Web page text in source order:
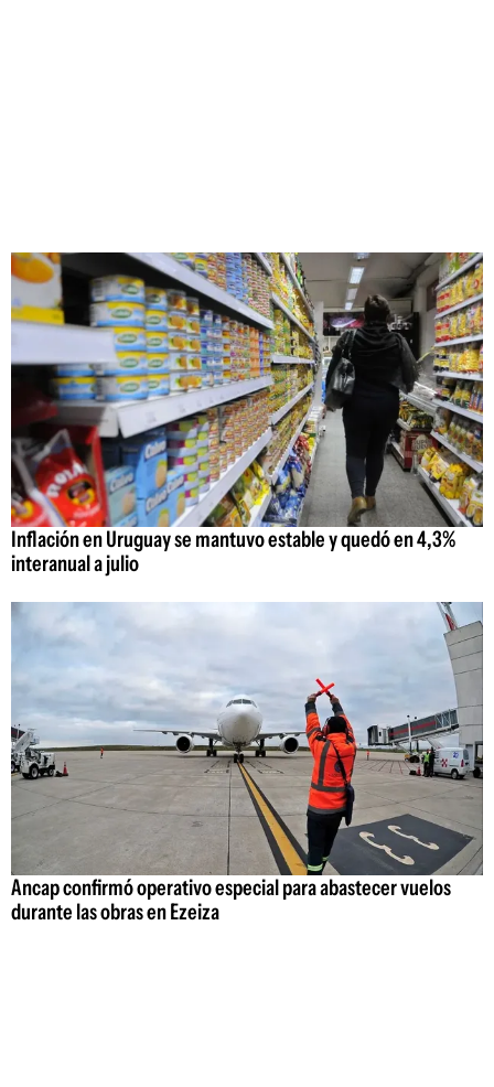
Inflación en Uruguay se mantuvo estable y quedó en 4,3%
interanual a julio
Ancap confirmó operativo especial para abastecer vuelos
durante las obras en Ezeiza